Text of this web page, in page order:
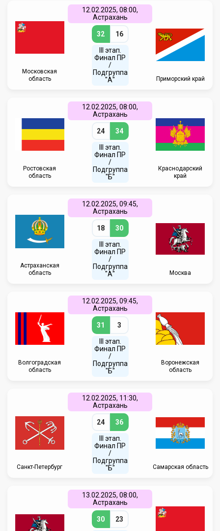
Московская
область
12.02.2025, 08:00,
Астрахань
32 16
III этап.
Финал ПР
/
Подгруппа
"А"
Приморский край
Ростовская
область
12.02.2025, 08:00,
Астрахань
24 34
III этап.
Финал ПР
/
Подгруппа
"Б"
Краснодарский
край
Астраханская
область
12.02.2025, 09:45,
Астрахань
18 30
III этап.
Финал ПР
/
Подгруппа
"А"
Москва
Волгоградская
область
12.02.2025, 09:45,
Астрахань
31 3
III этап.
Финал ПР
/
Подгруппа
"Б"
Воронежская
область
Санкт-Петербург
12.02.2025, 11:30,
Астрахань
24 36
III этап.
Финал ПР
/
Подгруппа
"Б"
Самарская область
13.02.2025, 08:00,
Астрахань
30 23